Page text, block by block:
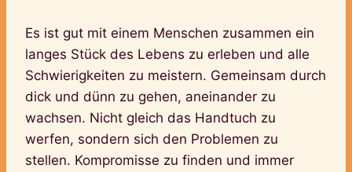
Es ist gut mit einem Menschen zusammen ein
langes Stück des Lebens zu erleben und alle
Schwierigkeiten zu meistern. Gemeinsam durch
dick und dünn zu gehen, aneinander zu
wachsen. Nicht gleich das Handtuch zu
werfen, sondern sich den Problemen zu
stellen. Kompromisse zu finden und immer